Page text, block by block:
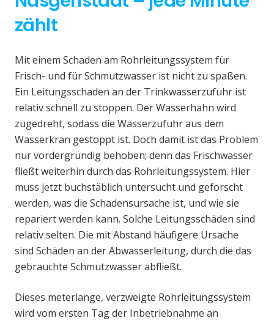
zählt
Mit einem Schaden am Rohrleitungssystem für
Frisch- und für Schmutzwasser ist nicht zu spaßen.
Ein Leitungsschaden an der Trinkwasserzufuhr ist
relativ schnell zu stoppen. Der Wasserhahn wird
zugedreht, sodass die Wasserzufuhr aus dem
Wasserkran gestoppt ist. Doch damit ist das Problem
nur vordergründig behoben; denn das Frischwasser
fließt weiterhin durch das Rohrleitungssystem. Hier
muss jetzt buchstäblich untersucht und geforscht
werden, was die Schadensursache ist, und wie sie
repariert werden kann. Solche Leitungsschäden sind
relativ selten. Die mit Abstand häufigere Ursache
sind Schäden an der Abwasserleitung, durch die das
gebrauchte Schmutzwasser abfließt.
Dieses meterlange, verzweigte Rohrleitungssystem
wird vom ersten Tag der Inbetriebnahme an